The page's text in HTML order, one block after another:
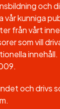
och
kunniga
från vårt
som vill
innehåll.
och drivs